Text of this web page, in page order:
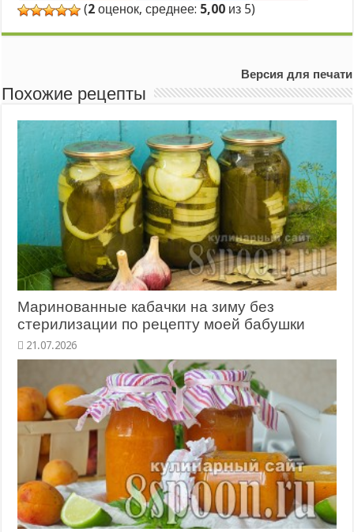
(2 оценок, среднее: 5,00 из 5)
Версия для печати
Похожие рецепты
Маринованные кабачки на зиму без
стерилизации по рецепту моей бабушки